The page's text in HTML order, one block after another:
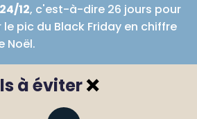
12, c'est-à-dire 26 jours pour
pic du Black Friday en chiffre
Noël.
à éviter ❌